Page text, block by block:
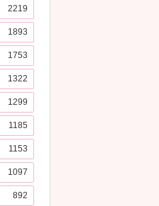
2219
1893
1753
1322
1299
1185
1153
1097
892